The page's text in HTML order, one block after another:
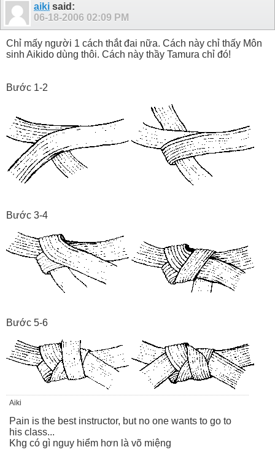
aiki said:
06-18-2006 02:09 PM
Chỉ mấy người 1 cách thắt đai nữa. Cách này chỉ thấy Môn
sinh Aikido dùng thôi. Cách này thầy Tamura chỉ đó!
Bước 1-2
Bước 3-4
Bước 5-6
Aiki
Pain is the best instructor, but no one wants to go to
his class...
Khg có gì nguy hiểm hơn là võ miệng